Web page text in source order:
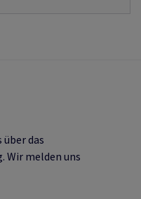
das
Wir melden uns